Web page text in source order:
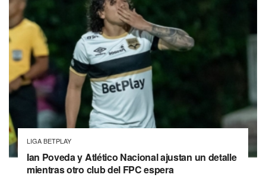
LIGA BETPLAY
Ian Poveda y Atlético Nacional ajustan un detalle
mientras otro club del FPC espera